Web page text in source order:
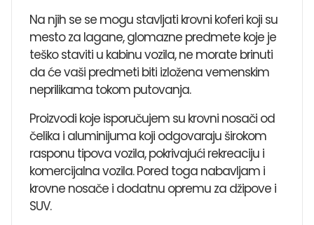
Na njih se se mogu stavljati krovni koferi koji su
mesto za lagane, glomazne predmete koje je
teško staviti u kabinu vozila, ne morate brinuti
da će vaši predmeti biti izložena vemenskim
neprilikama tokom putovanja.
Proizvodi koje isporučujem su krovni nosači od
čelika i aluminijuma koji odgovaraju širokom
rasponu tipova vozila, pokrivajući rekreaciju i
komercijalna vozila. Pored toga ​​nabavljam i
krovne nosače i dodatnu opremu za džipove i
SUV.